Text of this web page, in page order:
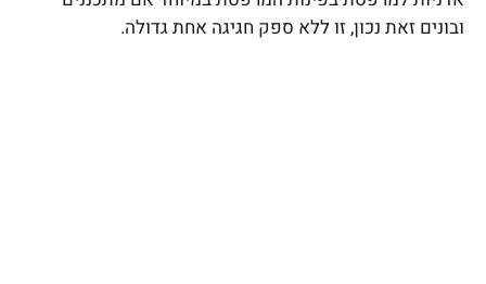
ובונים זאת נכון, זו ללא ספק חגיגה אחת גדולה.